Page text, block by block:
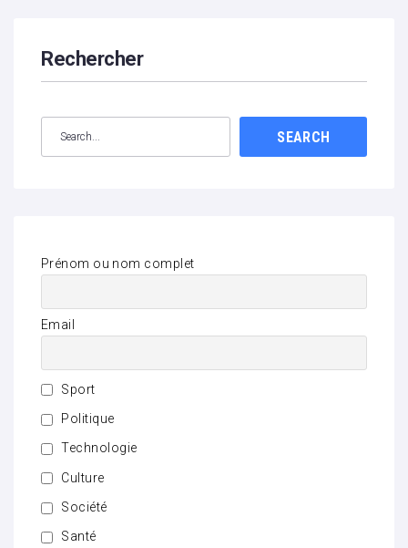
Rechercher
SEARCH
Prénom ou nom complet
Email
Sport
Politique
Technologie
Culture
Société
Santé